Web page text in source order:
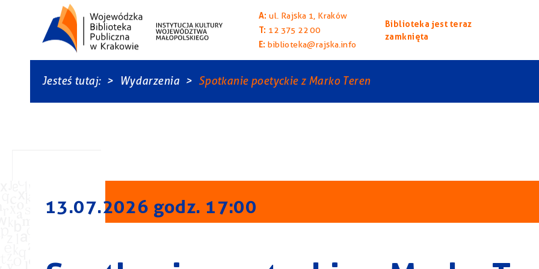
A:ul. Rajska 1, Kraków
T: 12 375 22 00
E:biblioteka@rajska.info
Biblioteka jest teraz
zamknięta
Jesteś tutaj: Wydarzenia Spotkanie poetyckie z Marko Teren
13.07.2026 godz. 17:00